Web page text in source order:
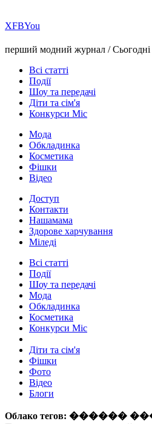
ХFBYou
перший модний журнал /
Всі статті
Події
Шоу та передачі
Діти та сім'я
Конкурси Міс
Мода
Обкладинка
Косметика
Фішки
Відео
Доступ
Контакти
Нашамама
Здорове харчування
Міледі
Всі статті
Події
Шоу та передачі
Мода
Обкладинка
Косметика
Конкурси Міс
Діти та сім'я
Фішки
Фото
Відео
Блоги
Облако тегов: ������